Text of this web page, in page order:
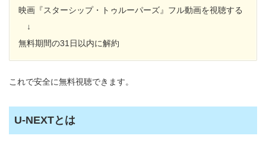
映画『スターシップ・トゥルーパーズ』フル動画を視聴する
↓
無料期間の31日以内に解約
これで安全に無料視聴できます。
U-NEXTとは